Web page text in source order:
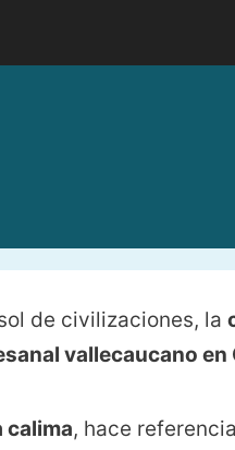
de civilizaciones, la
vallecaucano en
calima, hace